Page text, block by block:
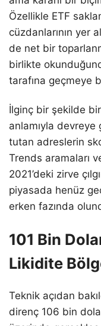
Özellikle ETF
cüzdanlarının yer
de net bir
birlikte
tarafına geçmeye
İlginç bir şekilde
anlamıyla devreye
tutan adreslerin
Trends aramaları
2021’deki zirve
piyasada henüz
erken fazında
101 Bin
Likidite
Teknik açıdan
direnç 106 bin